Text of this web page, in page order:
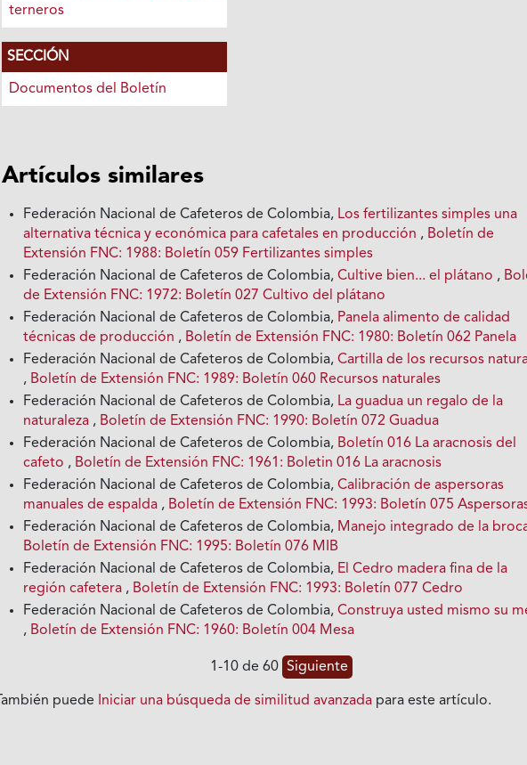
terneros
SECCIÓN
Documentos del Boletín
Artículos similares
Federación Nacional de Cafeteros de Colombia, Los fertilizantes simples una
alternativa técnica y económica para cafetales en producción , Boletín de
Extensión FNC: 1988: Boletín 059 Fertilizantes simples
Federación Nacional de Cafeteros de Colombia,Cultive bien... el plátano ,
de Extensión FNC: 1972: Boletín 027 Cultivo del plátano
Federación Nacional de Cafeteros de Colombia, Panela alimento de calidad
técnicas de producción , Boletín de Extensión FNC: 1980: Boletín 062 Panela
Federación Nacional de Cafeteros de Colombia,Cartilla de los recursos
, Boletín de Extensión FNC: 1989: Boletín 060 Recursos naturales
Federación Nacional de Cafeteros de Colombia, La guadua un regalo de la
naturaleza , Boletín de Extensión FNC: 1990: Boletín 072 Guadua
Federación Nacional de Cafeteros de Colombia, Boletín 016 La aracnosis del
cafeto , Boletín de Extensión FNC: 1961: Boletin 016 La aracnosis
Federación Nacional de Cafeteros de Colombia,Calibración de aspersoras
manuales de espalda , Boletín de Extensión FNC: 1993: Boletín 075
Federación Nacional de Cafeteros de Colombia, Manejo integrado de la
Boletín de Extensión FNC: 1995: Boletín 076 MIB
Federación Nacional de Cafeteros de Colombia, El Cedro madera fina de la
región cafetera , Boletín de Extensión FNC: 1993: Boletín 077 Cedro
Federación Nacional de Cafeteros de Colombia,Construya usted mismo su
, Boletín de Extensión FNC: 1960: Boletín 004 Mesa
1-10 de 60 Siguiente
También puede Iniciar una búsqueda de similitud avanzada para este artículo.